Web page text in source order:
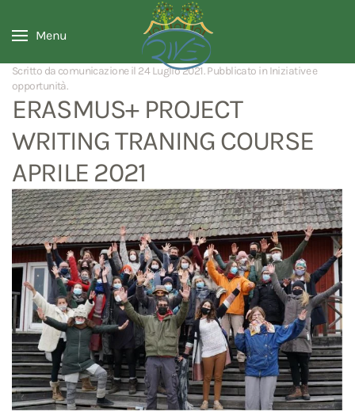
Menu
Scritto da comunicazione il 24 Luglio 2021. Pubblicato in Iniziative e
opportunità.
ERASMUS+ PROJECT
WRITING TRANING COURSE
APRILE 2021